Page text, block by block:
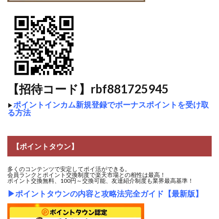
【招待コード】rbf881725945
▶ポイントインカム新規登録でボーナスポイントを受け取
る方法
【ポイントタウン】
多くのコンテンツで安定してポイ活ができる。
会員ランクとポイント交換制度で楽天市場との相性は最高！
ポイント交換無料、100円～交換可能、友達紹介制度も業界最高基準！
▶ポイントタウンの内容と攻略法完全ガイド【最新版】